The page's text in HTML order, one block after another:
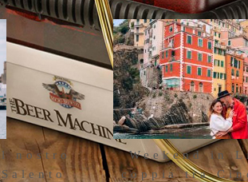
nostro
Weekend in
coppia tra